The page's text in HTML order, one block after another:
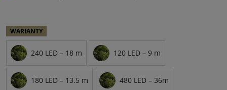
WARIANTY
240 LED – 18 m 120 LED – 9 m
180 LED – 13.5 m 480 LED – 36m